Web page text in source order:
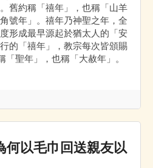
舊約稱「禧年」，也稱「山羊
號年」。禧年乃神聖之年，全
形成最早源起於猶太人的「安
的「禧年」，教宗每次皆頒賜
「聖年」，也稱「大赦年」。
何以毛巾回送親友以